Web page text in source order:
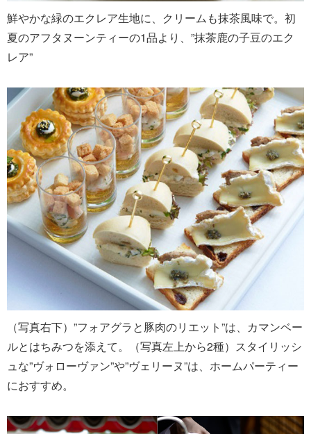
鮮やかな緑のエクレア生地に、クリームも抹茶風味で。初
夏のアフタヌーンティーの1品より、”抹茶鹿の子豆のエク
レア”
（写真右下）”フォアグラと豚肉のリエット”は、カマンベー
ルとはちみつを添えて。（写真左上から2種）スタイリッシ
ュな”ヴォローヴァン”や”ヴェリーヌ”は、ホームパーティー
におすすめ。